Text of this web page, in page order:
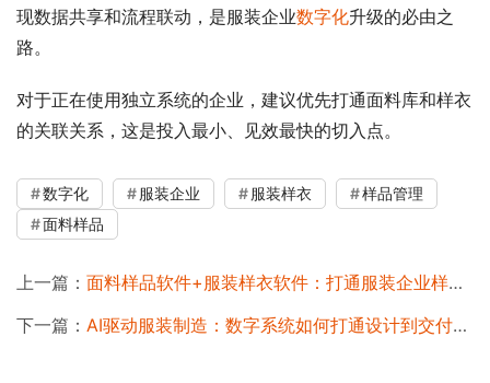
现数据共享和流程联动，是服装企业数字化升级的必由之
路。
对于正在使用独立系统的企业，建议优先打通面料库和样衣
的关联关系，这是投入最小、见效最快的切入点。
数字化 服装企业 服装样衣
样品管理
面料样品
上一篇： 面料样品软件+服装样衣软件：打通服装企业样品管理全链路
下一篇： AI驱动服装制造：数字系统如何打通设计到交付的全链路